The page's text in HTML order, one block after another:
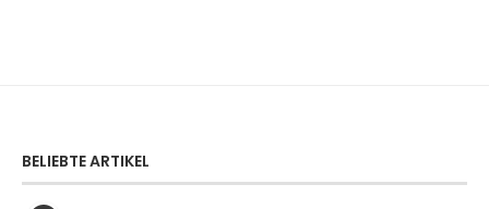
BELIEBTE ARTIKEL